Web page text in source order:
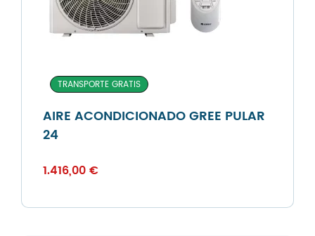
TRANSPORTE GRATIS
AIRE ACONDICIONADO GREE PULAR
24
1.416,00€